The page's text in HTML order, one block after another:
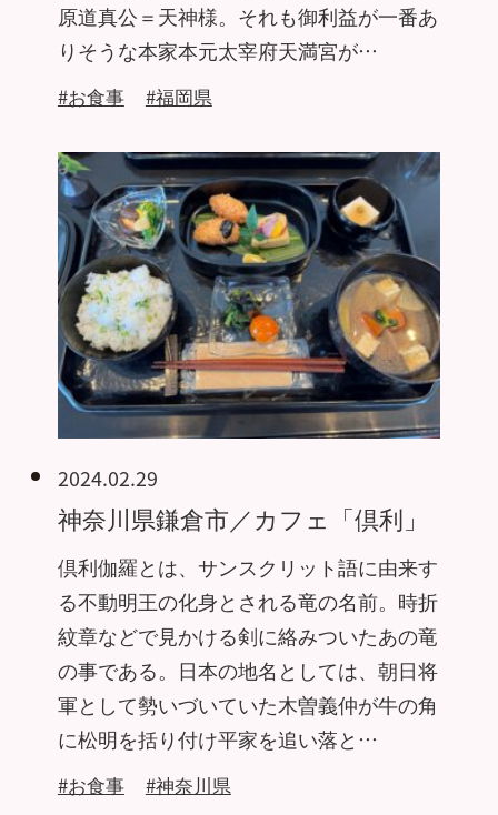
原道真公＝天神様。それも御利益が一番あ
りそうな本家本元太宰府天満宮が…
#お食事 #福岡県
2024.02.29
神奈川県鎌倉市／カフェ「倶利」
倶利伽羅とは、サンスクリット語に由来す
る不動明王の化身とされる竜の名前。時折
紋章などで見かける剣に絡みついたあの竜
の事である。日本の地名としては、朝日将
軍として勢いづいていた木曽義仲が牛の角
に松明を括り付け平家を追い落と…
#お食事 #神奈川県